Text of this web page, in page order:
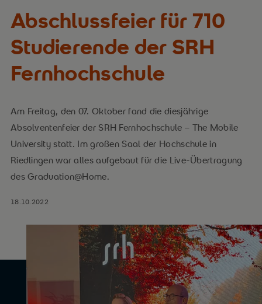
Abschlussfeier für 710
Studierende der SRH
Fernhochschule
Am Freitag, den 07. Oktober fand die diesjährige
Absolventenfeier der SRH Fernhochschule – The Mobile
University statt. Im großen Saal der Hochschule in
Riedlingen war alles aufgebaut für die Live-Übertragung
des Graduation@Home.
18.10.2022